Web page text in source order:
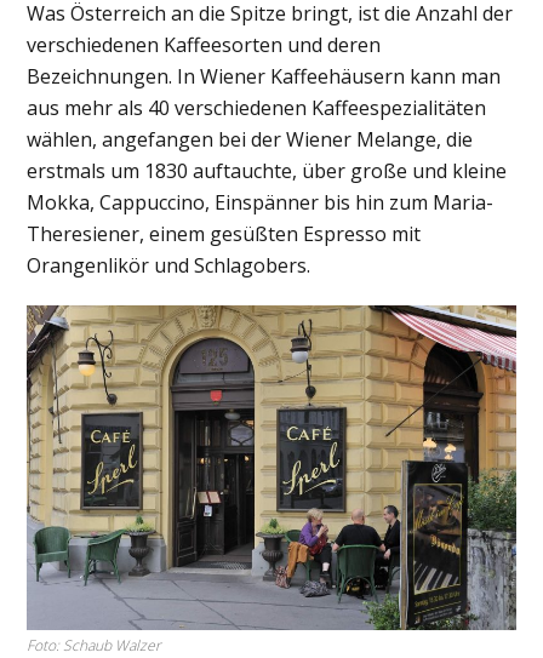
Was Österreich an die Spitze bringt, ist die Anzahl der
verschiedenen Kaffeesorten und deren
Bezeichnungen. In Wiener Kaffeehäusern kann man
aus mehr als 40 verschiedenen Kaffeespezialitäten
wählen, angefangen bei der Wiener Melange, die
erstmals um 1830 auftauchte, über große und kleine
Mokka, Cappuccino, Einspänner bis hin zum Maria-
Theresiener, einem gesüßten Espresso mit
Orangenlikör und Schlagobers.
Foto: Schaub Walzer